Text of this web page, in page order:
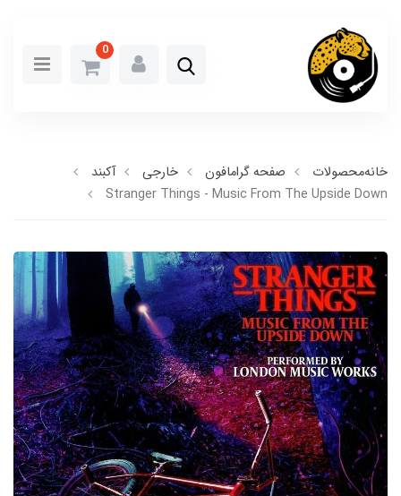
0
خانهمحصولات صفحه گرامافون خارجی
آکبند
Stranger Things - Music From The Upside Down